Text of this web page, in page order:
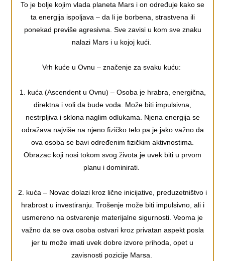
To je bolje kojim vlada planeta Mars i on određuje kako se
ta energija ispoljava – da li je borbena, strastvena ili
ponekad previše agresivna. Sve zavisi u kom sve znaku
nalazi Mars i u kojoj kući.
Vrh kuće u Ovnu – značenje za svaku kuću:
1. kuća (Ascendent u Ovnu) – Osoba je hrabra, energična,
direktna i voli da bude vođa. Može biti impulsivna,
nestrpljiva i sklona naglim odlukama. Njena energija se
odražava najviše na njeno fizičko telo pa je jako važno da
ova osoba se bavi određenim fizičkim aktivnostima.
Obrazac koji nosi tokom svog života je uvek biti u prvom
planu i dominirati.
2. kuća – Novac dolazi kroz lične inicijative, preduzetništvo i
hrabrost u investiranju. Trošenje može biti impulsivno, ali i
usmereno na ostvarenje materijalne sigurnosti. Veoma je
važno da se ova osoba ostvari kroz privatan aspekt posla
jer tu može imati uvek dobre izvore prihoda, opet u
zavisnosti pozicije Marsa.